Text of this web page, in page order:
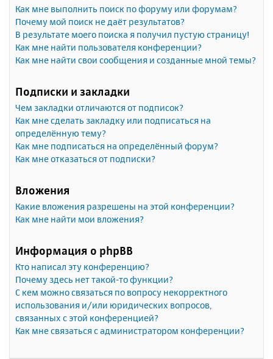
Как мне выполнить поиск по форуму или форумам?
Почему мой поиск не даёт результатов?
В результате моего поиска я получил пустую страницу!
Как мне найти пользователя конференции?
Как мне найти свои сообщения и созданные мной темы?
Подписки и закладки
Чем закладки отличаются от подписок?
Как мне сделать закладку или подписаться на
определённую тему?
Как мне подписаться на определённый форум?
Как мне отказаться от подписки?
Вложения
Какие вложения разрешены на этой конференции?
Как мне найти мои вложения?
Информация о phpBB
Кто написал эту конференцию?
Почему здесь нет такой-то функции?
С кем можно связаться по вопросу некорректного
использования и/или юридических вопросов,
связанных с этой конференцией?
Как мне связаться с администратором конференции?